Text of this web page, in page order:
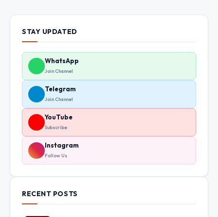
STAY UPDATED
WhatsApp
Join Channel
Telegram
Join Channel
YouTube
Subscribe
Instagram
Follow Us
RECENT POSTS